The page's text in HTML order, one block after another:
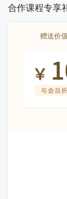
合作课程专享
赠送价值